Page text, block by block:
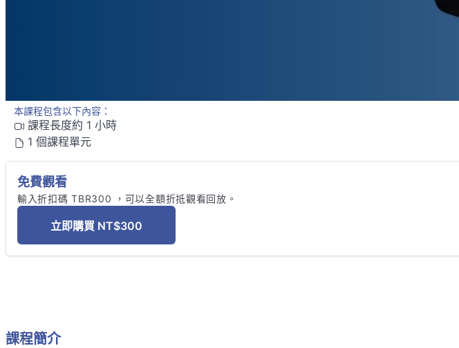
本課程包含以下內容：
課程長度約 1 小時
1 個課程單元
免費觀看
輸入折扣碼 TBR300 ，可以全額折抵觀看回放。
立即購買 NT$300
課程簡介